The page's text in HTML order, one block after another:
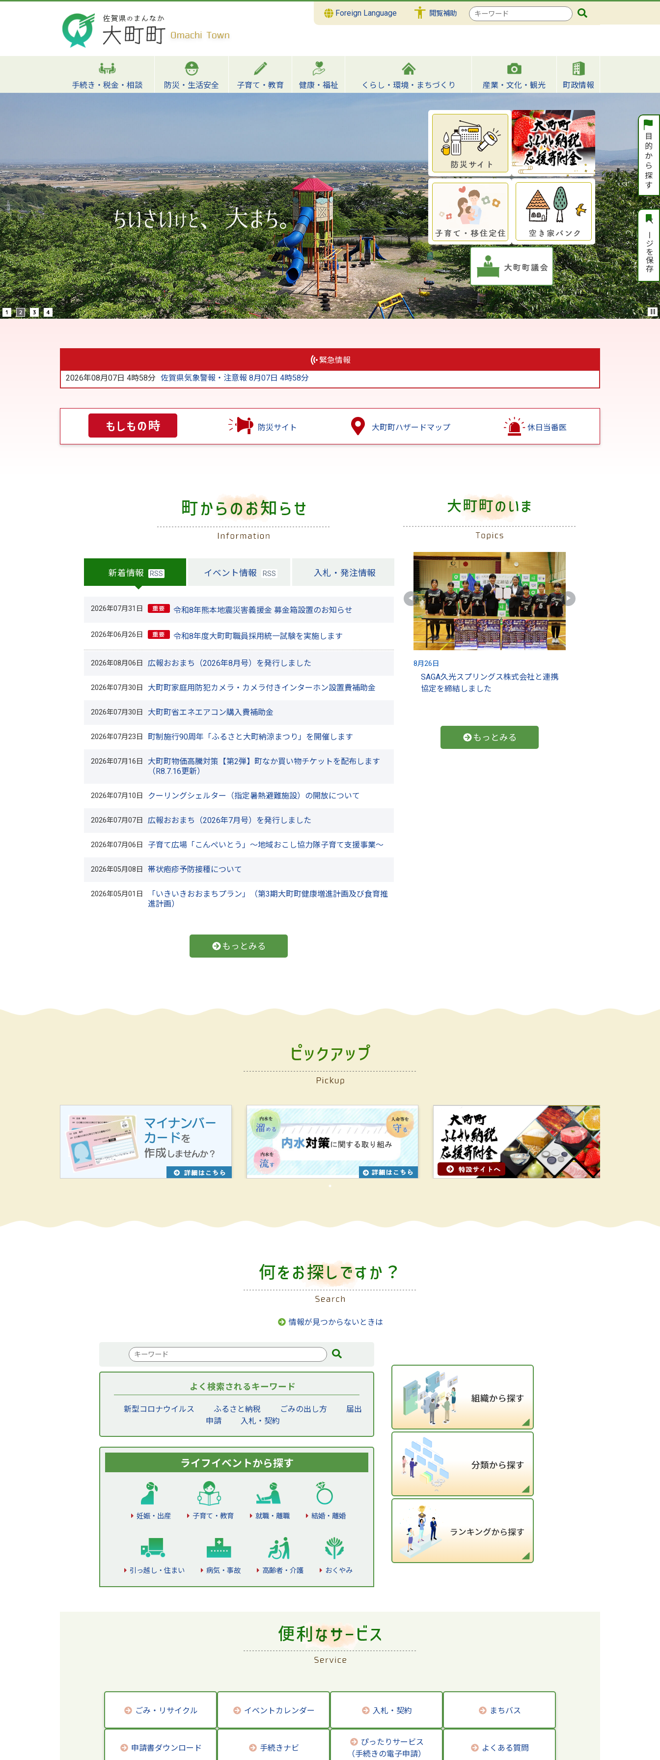
Foreign Language 閲覧補助
検
索
手続き・税金・相談 防災・生活安全 子育て・教育 健康・福祉 くらし・環境・まちづくり 産業・文化・観光 町政情報
緊急情報
2026年08月07日 4時58分 佐賀県気象警報・注意報 8月07日 4時58分
防災サイト 大町町ハザードマップ 休日当番医
新着情報 RSS イベント情報 RSS 入札・発注情報
2026年07月31日 令和8年熊本地震災害義援金 募金箱設置のお知らせ
2026年06月26日 令和8年度大町町職員採用統一試験を実施します
2026年08月06日 広報おおまち（2026年8月号）を発行しました
2026年07月30日 大町町家庭用防犯カメラ・カメラ付きインターホン設置費補助金
2026年07月30日 大町町省エネエアコン購入費補助金
2026年07月23日 町制施行90周年「ふるさと大町納涼まつり」を開催します
2026年07月16日
大町町物価高騰対策【第2弾】町なか買い物チケットを配布します
（R8.7.16更新）
2026年07月10日 クーリングシェルター（指定暑熱避難施設）の開放について
2026年07月07日 広報おおまち（2026年7月号）を発行しました
2026年07月06日 子育て広場「こんぺいとう」～地域おこし協力隊子育て支援事業～
2026年05月08日 帯状疱疹予防接種について
2026年05月01日
「いきいきおおまちプラン」（第3期大町町健康増進計画及び食育推
進計画）
もっとみる
8月26日
協定を締結しました
7月7日
子育て広場「こんぺいとう」毎週金曜日
開催中です
もっとみる
情報が見つからないときは
検
ー
よく検索されるキーワード
新型コロナウイルス ふるさと納税 ごみの出し方
届出
申請
入札・契約
ライフイベントから探す
妊娠・出産 子育て・教育 就職・離職 結婚・離婚
引っ越し・住まい 病気・事故 高齢者・介護 おくやみ
ごみ・リサイクル イベントカレンダー 入札・契約 まちバス
申請書ダウンロード 手続きナビ
ぴったりサービス
（手続きの電子申請）
よくある質問
ページを保存